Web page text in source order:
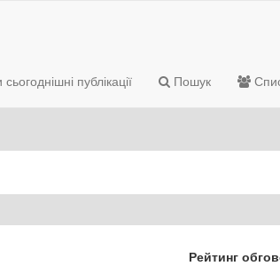
публікації Пошук
Рейтинг